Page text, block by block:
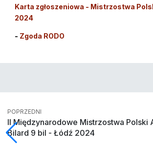
Karta zgłoszeniowa - Mistrzostwa
2024
- Zgoda RODO
POPRZEDNI
II Międzynarodowe Mistrzostwa Polski
Bilard 9 bil - Łódź 2024